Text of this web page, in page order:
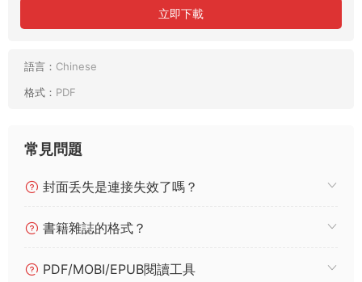
立即下載
語言： Chinese
格式： PDF
常見問題
封面丢失是連接失效了嗎？
書籍雜誌的格式？
PDF/MOBI/EPUB閱讀工具